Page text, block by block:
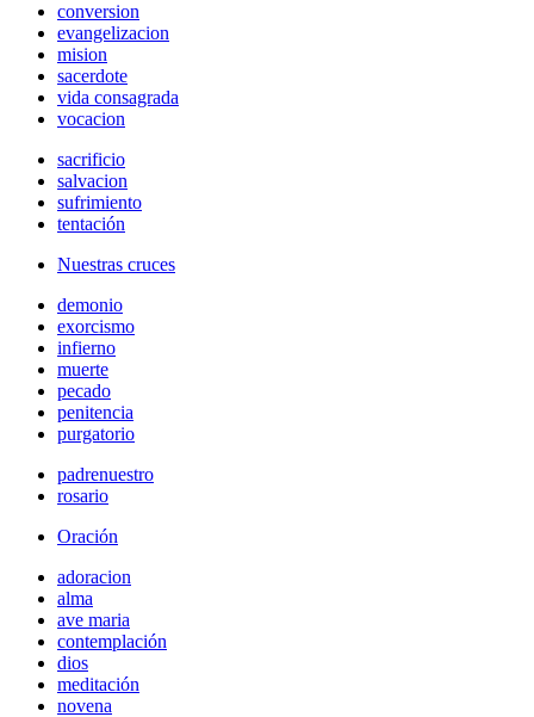
conversion
evangelizacion
mision
sacerdote
vida consagrada
vocacion
sacrificio
salvacion
sufrimiento
tentación
Nuestras cruces
demonio
exorcismo
infierno
muerte
pecado
penitencia
purgatorio
padrenuestro
rosario
Oración
adoracion
alma
ave maria
contemplación
dios
meditación
novena